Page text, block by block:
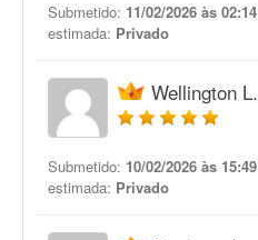
Submetido: 11/02/2026 às 02:14
estimada: Privado
Wellington L.
Submetido: 10/02/2026 às 15:49
estimada: Privado